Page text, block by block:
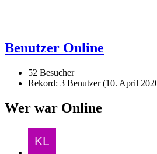
Benutzer Online
52 Besucher
Rekord: 3 Benutzer (10. April
Wer war Online